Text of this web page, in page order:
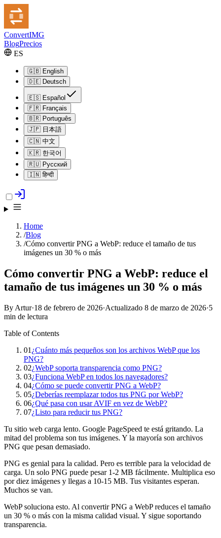
ConvertIMG
BlogPrecios
ES
🇬🇧 English
🇩🇪 Deutsch
🇪🇸 Español
🇫🇷 Français
🇧🇷 Português
🇯🇵 日本語
🇨🇳 中文
🇰🇷 한국어
🇷🇺 Русский
🇮🇳 हिन्दी
Home
/Blog
/Cómo convertir PNG a WebP: reduce el tamaño de tus
imágenes un 30 % o más
Cómo convertir PNG a WebP: reduce el
tamaño de tus imágenes un 30 % o más
By Artur·18 de febrero de 2026·Actualizado 8 de marzo de 2026·5
min de lectura
Table of Contents
01 ¿Cuánto más pequeños son los archivos WebP que los
PNG?
02¿WebP soporta transparencia como PNG?
03¿Funciona WebP en todos los navegadores?
04¿Cómo se puede convertir PNG a WebP?
05¿Deberías reemplazar todos tus PNG por WebP?
06¿Qué pasa con usar AVIF en vez de WebP?
07¿Listo para reducir tus PNG?
Tu sitio web carga lento. Google PageSpeed te está gritando. La
mitad del problema son tus imágenes. Y la mayoría son archivos
PNG que pesan demasiado.
PNG es genial para la calidad. Pero es terrible para la velocidad de
carga. Un solo PNG puede pesar 1-2 MB fácilmente. Multiplica eso
por diez imágenes y llegas a 10-15 MB. Tus visitantes esperan.
Muchos se van.
WebP soluciona esto. Al convertir PNG a WebP reduces el tamaño
un 30 % o más con la misma calidad visual. Y sigue soportando
transparencia.